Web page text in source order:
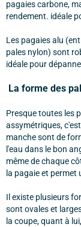
pagaies carbone,
rendement. idéale
Les pagaies alu
pales nylon) sont
idéale pour
La forme des
Presque toutes les
assymétriques,
manche sont de
l'eau dans le bon
même de chaque
la pagaie et permet
Il existe plusieurs
sont ovales et
la coupe, quant à